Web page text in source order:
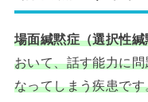
場面緘黙症（選択性緘
おいて、話す能力に
なってしまう疾患です